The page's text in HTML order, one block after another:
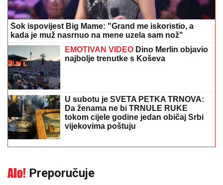
Šok ispovijest Big Mame: "Grand me iskoristio, a
kada je muž nasrnuo na mene uzela sam nož"
EMOTIVAN VIDEO Dino Merlin objavio
najbolje trenutke s Koševa
U subotu je SVETA PETKA TRNOVA:
Da ženama ne bi TRNULE RUKE
tokom cijele godine jedan običaj Srbi
vijekovima poštuju
Preporučuje